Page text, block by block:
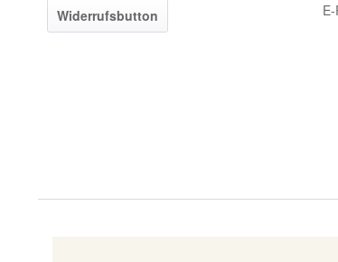
Widerrufsbutton